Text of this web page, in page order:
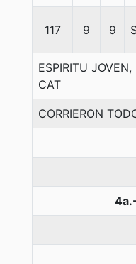
117 9 9
ESPIRITU
CAT
CORRIERON